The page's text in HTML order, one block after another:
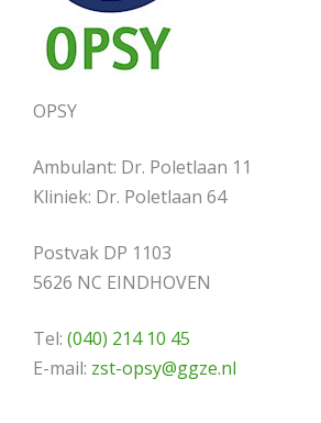
OPSY
Ambulant: Dr. Poletlaan 11
Kliniek: Dr. Poletlaan 64
Postvak DP 1103
5626 NC EINDHOVEN
Tel: (040) 214 10 45
E-mail: zst-opsy@ggze.nl